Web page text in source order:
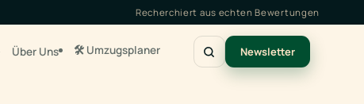
Recherchiert aus echten Bewertungen
Über Uns 🛠️ Umzugsplaner Newsletter